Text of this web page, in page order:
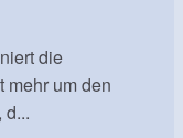
die
mehr um den
d...